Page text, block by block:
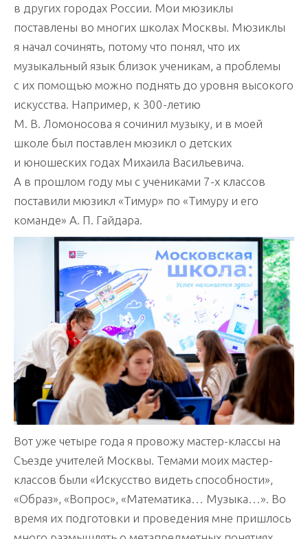
в других городах России. Мои мюзиклы
поставлены во многих школах Москвы. Мюзиклы
я начал сочинять, потому что понял, что их
музыкальный язык близок ученикам, а проблемы
с их помощью можно поднять до уровня высокого
искусства. Например, к 300-летию
М. В. Ломоносова я сочинил музыку, и в моей
школе был поставлен мюзикл о детских
и юношеских годах Михаила Васильевича.
А в прошлом году мы с учениками 7-х классов
поставили мюзикл «Тимур» по «Тимуру и его
команде» А. П. Гайдара.
Вот уже четыре года я провожу мастер-классы на
Съезде учителей Москвы. Темами моих мастер-
классов были «Искусство видеть способности»,
«Образ», «Вопрос», «Математика… Музыка…». Во
время их подготовки и проведения мне пришлось